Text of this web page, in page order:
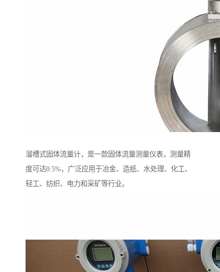
溜槽式固体流量计，是一款固体流量测量仪表，测量精
度可达0.5%，广泛应用于冶金、造纸、水处理、化工、
轻工、纺织、电力和采矿等行业。